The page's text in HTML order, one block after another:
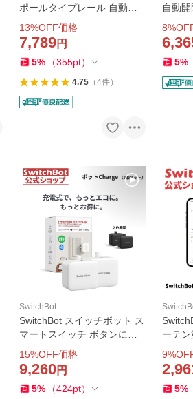
ポールタイプレール 自動開
閉 超強力 スイッチボット 静
音 スマートホーム アレクサ
遠隔操作 充電可能 ポールタ
イプに対応 1年保証
13%OFF価格
7,789円
5% （355pt）
4.75（4件）
自動開
イッ
Home
遠隔操
パネル
8
5%
SwitchBot
SwitchBot スイッチボット ス
マートスイッチ ボタンに適
用 充電式指ロボット ワイヤ
レス タイマー スマホで遠隔
操作 ホワイト ボットCharge
2個セット 1年保証
15%OFF価格
9,260円
5% （424pt）
ーテン
パネ
パネ
ー充電
要
9
5%